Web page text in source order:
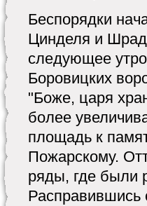
Беспорядки
Цинделя и
следующее
Боровицких
"Боже, царя
более
площадь к
Пожарскому.
ряды, где были
Расправившись